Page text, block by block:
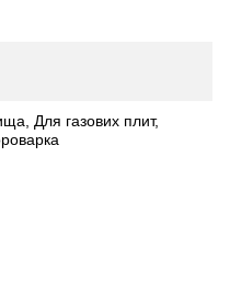
Для газових плит,